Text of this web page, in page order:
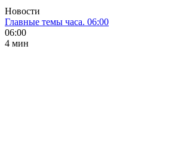
Новости
Главные темы часа. 06:00
06:00
4 мин